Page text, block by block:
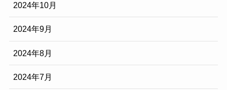
2024年10月
2024年9月
2024年8月
2024年7月